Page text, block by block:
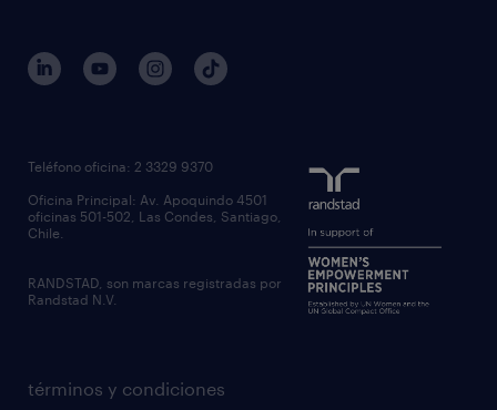
términos y condiciones
Teléfono oficina: 2 3329 9370
Oficina Principal: Av. Apoquindo 4501
oficinas 501-502, Las Condes, Santiago,
Chile.
RANDSTAD, son marcas registradas por
Randstad N.V.